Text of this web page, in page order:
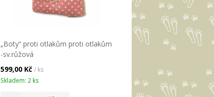
„Boty“ proti otlakům proti otlakům
-sv.růžová
599,00 Kč/ ks
Skladem: 2 ks